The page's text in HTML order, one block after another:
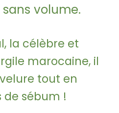
volume.
la célèbre et
marocaine, il
tout en
de sébum !